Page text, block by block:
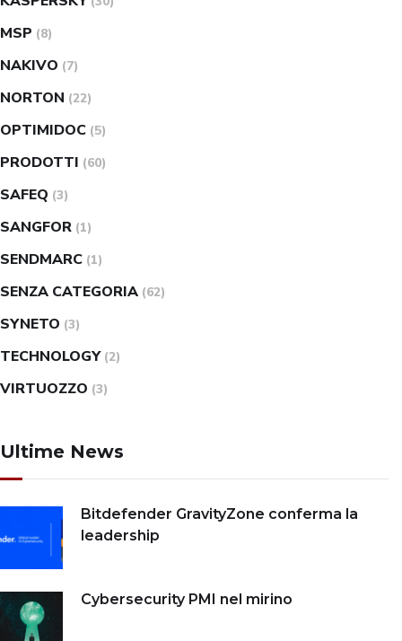
MSP (8)
NAKIVO (7)
NORTON (22)
OPTIMIDOC (5)
PRODOTTI (60)
SAFEQ (3)
SANGFOR (1)
SENDMARC (1)
SENZA CATEGORIA (62)
SYNETO (3)
TECHNOLOGY (2)
VIRTUOZZO (3)
Ultime News
Bitdefender GravityZone conferma la
leadership
Cybersecurity PMI nel mirino